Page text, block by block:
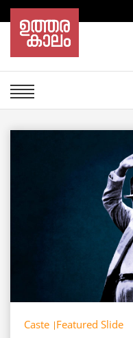
Caste Featured Slide